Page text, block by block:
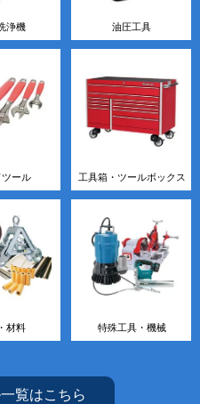
浄機 油圧工具
ール 工具箱・ツールボックス
材料 特殊工具・機械
覧はこちら